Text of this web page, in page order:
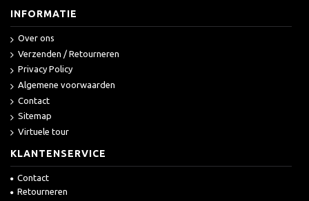
INFORMATIE
Over ons
Verzenden / Retourneren
Privacy Policy
Algemene voorwaarden
Contact
Sitemap
Virtuele tour
KLANTENSERVICE
Contact
Retourneren